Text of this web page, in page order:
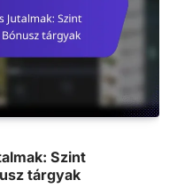
Szint
tárgyak